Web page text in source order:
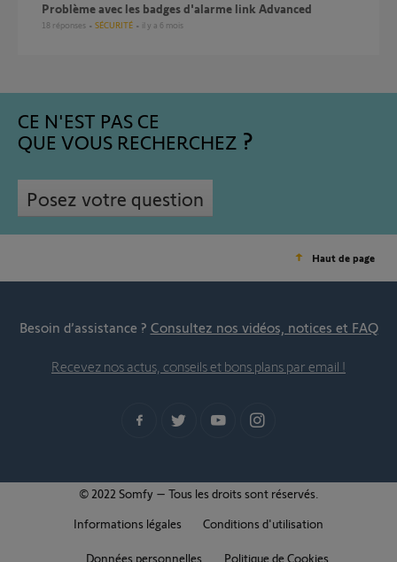
Problème avec les badges d'alarme link Advanced
18 réponses SÉCURITÉ il y a 6 mois
CE N'EST PAS CE
QUE VOUS RECHERCHEZ
Posez votre question
Haut de page
Besoin d’assistance ? Consultez nos vidéos, notices et FAQ
Recevez nos actus, conseils et bons plans par email !
© 2022 Somfy – Tous les droits sont réservés.
Informations légales
Conditions d'utilisation
Données personnelles Politique de Cookies